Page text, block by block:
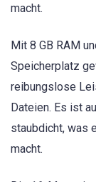
macht.
Mit 8 GB RAM
Speicherplatz
reibungslose
Dateien. Es ist
staubdicht, was
macht.